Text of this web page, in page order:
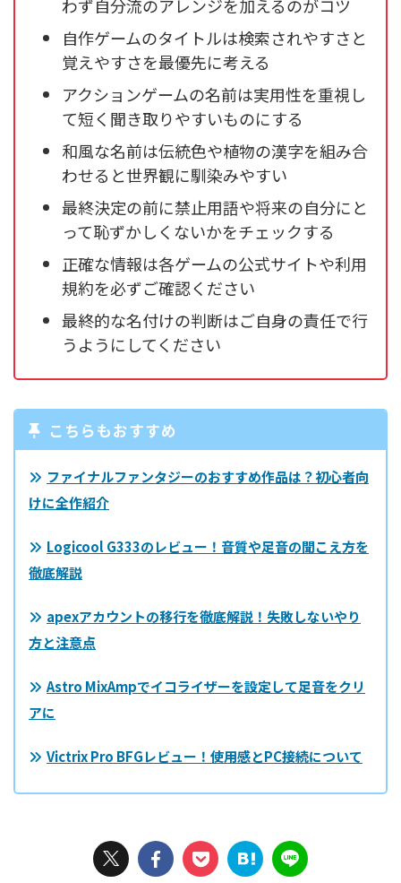
わず自分流のアレンジを加えるのがコツ
自作ゲームのタイトルは検索されやすさと
覚えやすさを最優先に考える
アクションゲームの名前は実用性を重視し
て短く聞き取りやすいものにする
和風な名前は伝統色や植物の漢字を組み合
わせると世界観に馴染みやすい
最終決定の前に禁止用語や将来の自分にと
って恥ずかしくないかをチェックする
正確な情報は各ゲームの公式サイトや利用
規約を必ずご確認ください
最終的な名付けの判断はご自身の責任で行
うようにしてください
こちらもおすすめ
ファイナルファンタジーのおすすめ作品は？初心者向
けに全作紹介
Logicool G333のレビュー！音質や足音の聞こえ方を
徹底解説
apexアカウントの移行を徹底解説！失敗しないやり
方と注意点
Astro MixAmpでイコライザーを設定して足音をクリ
アに
Victrix Pro BFGレビュー！使用感とPC接続について